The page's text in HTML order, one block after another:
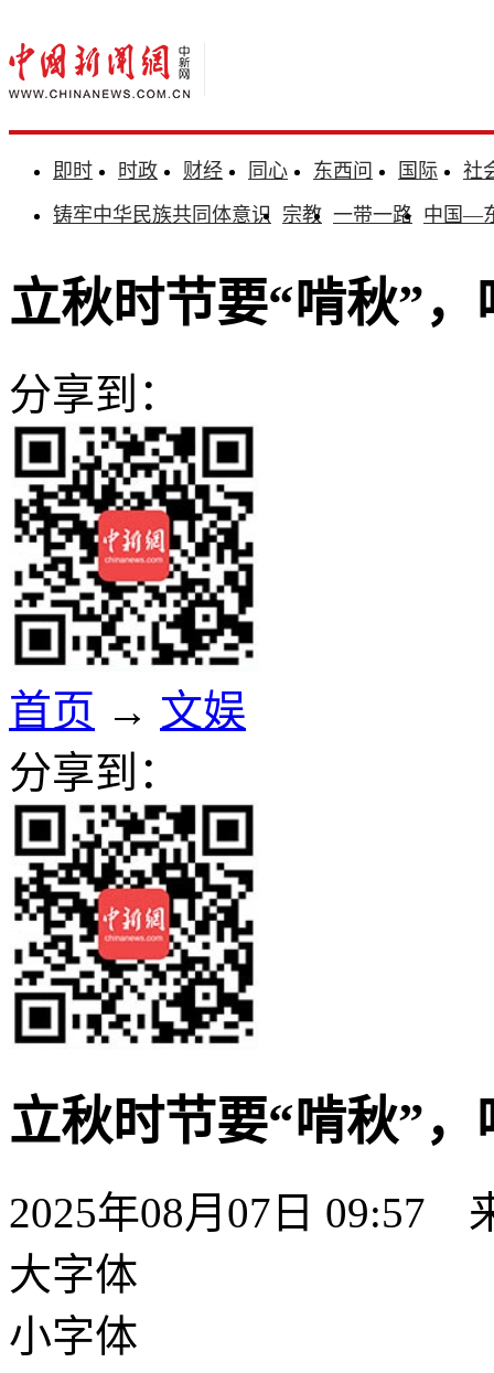
即时 时政 财经 同心 东西问 国际
社
铸牢中华民族共同体意识 宗教 一带一路 中国—
立秋时节要“啃秋”
分享到：
首页 → 文娱
分享到：
立秋时节要“啃秋”
2025年08月07日 09:57
大字体
小字体